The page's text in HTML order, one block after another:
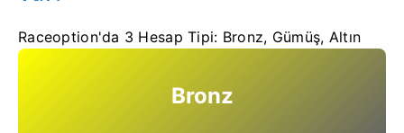
Raceoption'da 3 Hesap Tipi: Bronz, Gümüş, Altın
Bronz